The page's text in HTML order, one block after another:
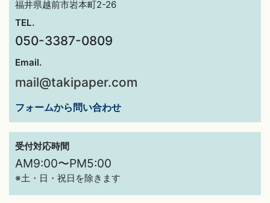
福井県越前市岩本町2-26
TEL.
050-3387-0809
Email.
mail@takipaper.com
フォームから問い合わせ
受付対応時間
AM9:00〜PM5:00
※土・日・祝日を除きます